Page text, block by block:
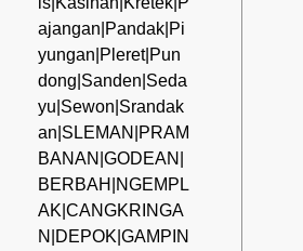
ajangan|Pandak|Pi
yungan|Pleret|Pun
dong|Sanden|Seda
yu|Sewon|Srandak
an|SLEMAN|PRAM
BANAN|GODEAN|
BERBAH|NGEMPL
AK|CANGKRINGA
N|DEPOK|GAMPIN